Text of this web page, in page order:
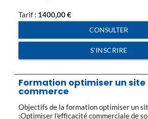
marketing direct […]
Tarif : 1400,00€
CONSULTER
S'INSCRIRE
Formation optimiser un site
commerce
Objectifs de la formation optimiser un
:Optimiser l’efficacité commerciale de